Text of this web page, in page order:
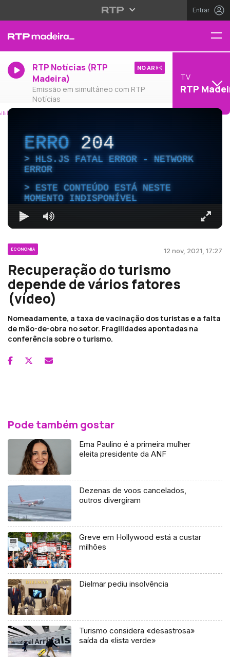
Entrar
RTP Notícias (RTP
Madeira)
Emissão em simultâneo com RTP
Notícias
NO AR
TV
RTP
ERRO204
HLS.JS FATAL ERROR - NETWORK
ERROR
ESTE CONTEÚDO ESTÁ NESTE
MOMENTO INDISPONÍVEL
ECONOMIA 12 nov, 2021, 17:27
Recuperação do turismo
depende de vários fatores
(vídeo)
Nomeadamente, a taxa de vacinação dos turistas e a falta
de mão-de-obra no setor. Fragilidades apontadas na
conferência sobre o turismo.
Pode também gostar
Ema Paulino é a primeira mulher
eleita presidente da ANF
Dezenas de voos cancelados,
outros divergiram
Greve em Hollywood está a custar
milhões
Dielmar pediu insolvência
Turismo considera «desastrosa»
saída da «lista verde»